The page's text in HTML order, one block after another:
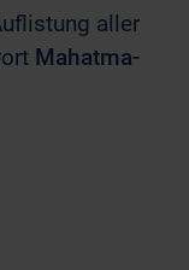
aller
Mahatma-